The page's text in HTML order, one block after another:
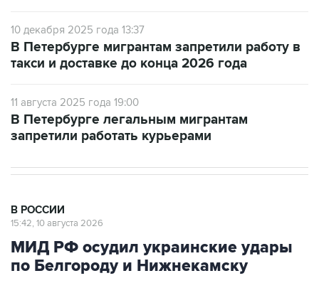
10 декабря 2025 года 13:37
В Петербурге мигрантам запретили работу в
такси и доставке до конца 2026 года
11 августа 2025 года 19:00
В Петербурге легальным мигрантам
запретили работать курьерами
В РОССИИ
15:42, 10 августа 2026
МИД РФ осудил украинские удары
по Белгороду и Нижнекамску